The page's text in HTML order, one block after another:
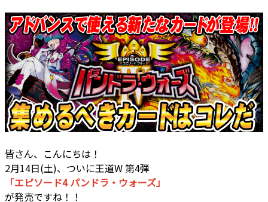
皆さん、こんにちは！
2月14日(土)、ついに王道W 第4弾
「エピソード4 パンドラ・ウォーズ」
が発売ですね！！